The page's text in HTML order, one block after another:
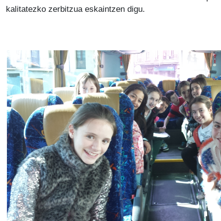
kalitatezko zerbitzua eskaintzen digu.